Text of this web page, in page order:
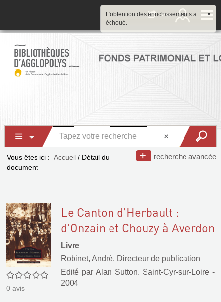
recherche avancée
Vous êtes ici : Accueil / Détail du
document
0/5
0 avis
Le Canton d'Herbault :
d'Onzain et Chouzy à Averdon
Livre
Robinet, André. Directeur de publication
Edité par Alan Sutton. Saint-Cyr-sur-Loire -
2004
×
L'obtention des enrichissements a
échoué.